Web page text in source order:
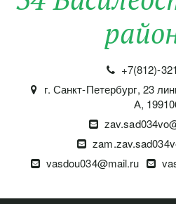
+7(812)-
г. Санкт-Петербург, 23
А,
vasdou034@mail.ru